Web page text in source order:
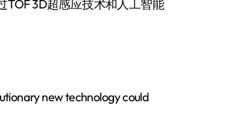
3D超感应技术和人工智能
new technology could